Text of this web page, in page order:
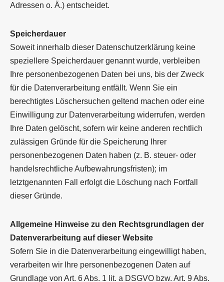
Adressen o. Ä.) entscheidet.
Speicherdauer
Soweit innerhalb dieser Datenschutzerklärung keine
speziellere Speicherdauer genannt wurde, verbleiben
Ihre personenbezogenen Daten bei uns, bis der Zweck
für die Datenverarbeitung entfällt. Wenn Sie ein
berechtigtes Löschersuchen geltend machen oder eine
Einwilligung zur Datenverarbeitung widerrufen, werden
Ihre Daten gelöscht, sofern wir keine anderen rechtlich
zulässigen Gründe für die Speicherung Ihrer
personenbezogenen Daten haben (z. B. steuer- oder
handelsrechtliche Aufbewahrungsfristen); im
letztgenannten Fall erfolgt die Löschung nach Fortfall
dieser Gründe.
Allgemeine Hinweise zu den Rechtsgrundlagen der
Datenverarbeitung auf dieser Website
Sofern Sie in die Datenverarbeitung eingewilligt haben,
verarbeiten wir Ihre personenbezogenen Daten auf
Grundlage von Art. 6 Abs. 1 lit. a DSGVO bzw. Art. 9 Abs.